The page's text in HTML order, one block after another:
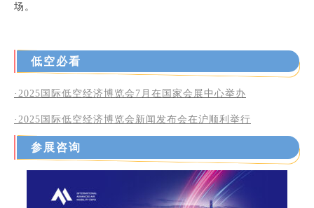
场。
低空必看
·2025国际低空经济博览会7月在国家会展中心举办
·2025 国际低空经济博览会新闻发布会在沪顺利举行
参展咨询